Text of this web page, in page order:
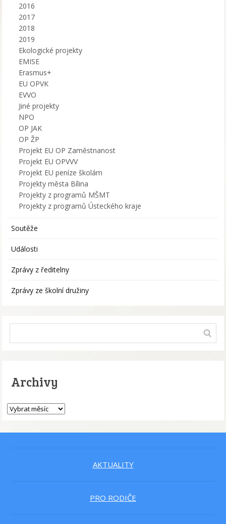
2016
2017
2018
2019
Ekologické projekty
EMISE
Erasmus+
EU OPVK
EVVO
Jiné projekty
NPO
OP JAK
OP ŽP
Projekt EU OP Zaměstnanost
Projekt EU OPVVV
Projekt EU peníze školám
Projekty města Bílina
Projekty z programů MŠMT
Projekty z programů Ústeckého kraje
Soutěže
Události
Zprávy z ředitelny
Zprávy ze školní družiny
Archivy
AKTUALITY
PRO RODIČE